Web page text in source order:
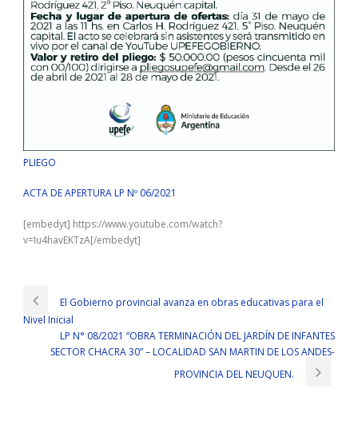
PLIEGO
ACTA DE APERTURA LP Nº 06/2021
[embedyt] https://www.youtube.com/watch?
v=Iu4havEKTzA[/embedyt]
El Gobierno provincial avanza en obras educativas para el
Nivel Inicial
LP N° 08/2021 “OBRA TERMINACIÓN DEL JARDÍN DE INFANTES
SECTOR CHACRA 30” – LOCALIDAD SAN MARTIN DE LOS ANDES-
PROVINCIA DEL NEUQUEN.